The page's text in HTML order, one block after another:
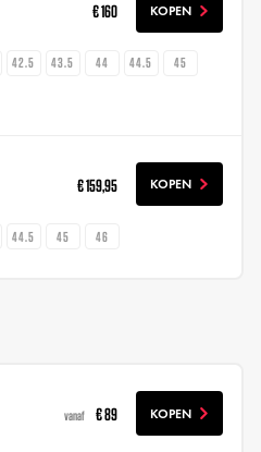
€ 160 KOPEN
42.5 43.5 44 44.5
45
€ 159,95 KOPEN
44.5 45 46
vanaf € 89 KOPEN